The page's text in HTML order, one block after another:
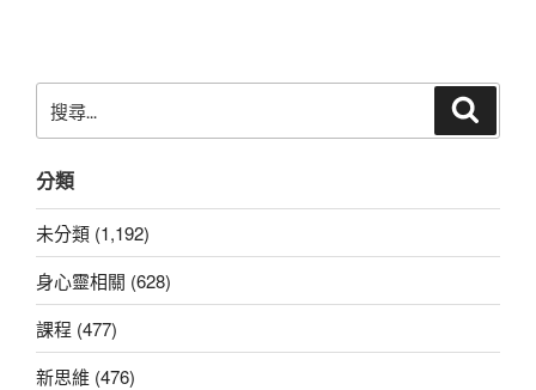
尋
鍵
字:
分類
未分類 (1,192)
身心靈相關 (628)
課程 (477)
新思維 (476)